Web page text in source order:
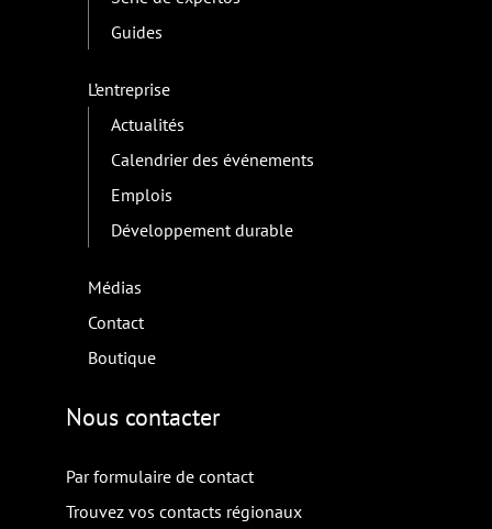
Guides
L’entreprise
Actualités
Calendrier des événements
Emplois
Développement durable
Médias
Contact
Boutique
Nous contacter
Par formulaire de contact
Trouvez vos contacts régionaux